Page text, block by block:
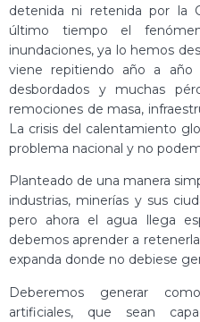
detenida ni retenida por la
último tiempo el
inundaciones, ya lo hemos
viene repitiendo año a año
desbordados y muchas
remociones de masa,
La crisis del calentamiento
problema nacional y no
Planteado de una manera
industrias, minerías y sus
pero ahora el agua llega
debemos aprender a
expanda donde no debiese
Deberemos generar
artificiales, que sean